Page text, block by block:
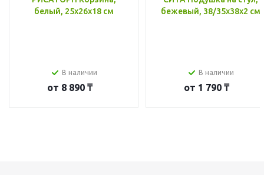
белый, 25x26x18 см
В наличии
от 8 890 ₸
бежевый, 38/35x38x2 см
В наличии
от 1 790 ₸